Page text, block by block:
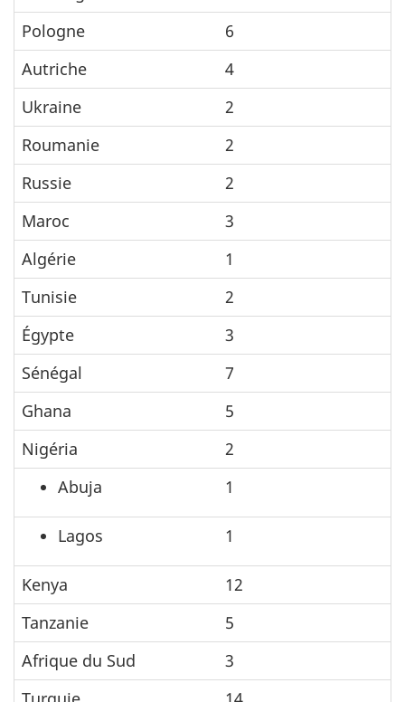
Pologne
6
Autriche
4
Ukraine
2
Roumanie
2
Russie
2
Maroc
3
Algérie
1
Tunisie
2
Égypte
3
Sénégal
7
Ghana
5
Nigéria
2
Abuja
1
Lagos 1
Kenya
12
Tanzanie
5
Afrique du Sud
3